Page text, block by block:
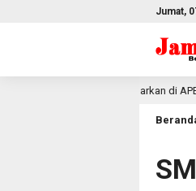
Jumat,
Tak Dianggarkan di APBD 2027